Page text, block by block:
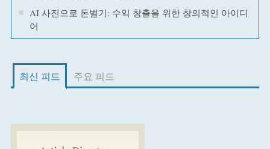
AI 사진으로 돈벌기: 수익 창출을 위한 창의적인 아이디
어
최신 피드 주요 피드